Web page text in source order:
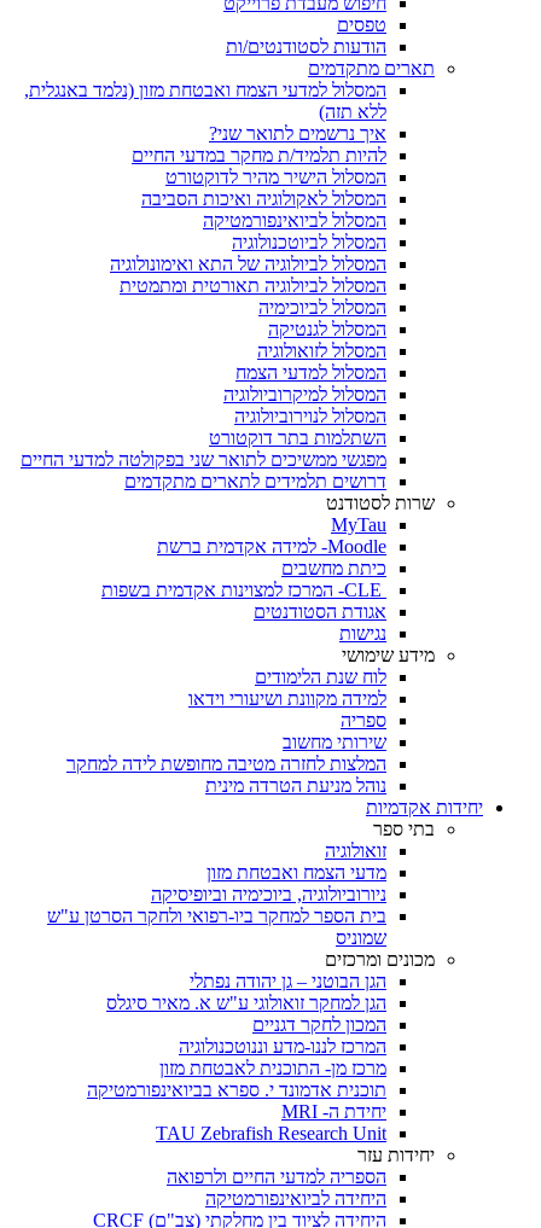
טפסים
הודעות לסטודנטים/ות
תארים מתקדמים
המסלול למדעי הצמח ואבטחת מזון (נלמד באנגלית,
ללא תזה)
איך נרשמים לתואר שני?
להיות תלמיד/ת מחקר במדעי החיים
המסלול הישיר מהיר לדוקטורט
המסלול לאקולוגיה ואיכות הסביבה
המסלול לביואינפורמטיקה
המסלול לביוטכנולוגיה
המסלול לביולוגיה של התא ואימונולוגיה
המסלול לביולוגיה תאורטית ומתמטית
המסלול לביוכימיה
המסלול לגנטיקה
המסלול לזואולוגיה
המסלול למדעי הצמח
המסלול למיקרוביולוגיה
המסלול לנוירוביולוגיה
השתלמות בתר דוקטורט
מפגשי ממשיכים לתואר שני בפקולטה למדעי החיים
דרושים תלמידים לתארים מתקדמים
שרות לסטודנט
MyTau
Moodle- למידה אקדמית ברשת
כיתת מחשבים
אגודת הסטודנטים
נגישות
מידע שימושי
לוח שנת הלימודים
למידה מקוונת ושיעורי וידאו
ספריה
שירותי מחשוב
המלצות לחזרה מטיבה מחופשת לידה למחקר
נוהל מניעת הטרדה מינית
יחידות אקדמיות
בתי ספר
זואולוגיה
מדעי הצמח ואבטחת מזון
ניורוביולוגיה, ביוכימיה וביופיסיקה
בית הספר למחקר ביו-רפואי ולחקר הסרטן ע"ש
שמוניס
מכונים ומרכזים
הגן הבוטני – גן יהודה נפתלי
הגן למחקר זואולוגי ע"ש א. מאיר סיגלס
המכון לחקר דגניים
המרכז לננו-מדע וננוטכנולוגיה
מרכז מן- התוכנית לאבטחת מזון
תוכנית אדמונד י. ספרא בביואינפורמטיקה
יחידת ה- MRI
TAU Zebrafish Research Unit
יחידות עזר
הספריה למדעי החיים ולרפואה
היחידה לביואינפורמטיקה
היחידה לציוד בין מחלקתי (צב"ם) CRCF